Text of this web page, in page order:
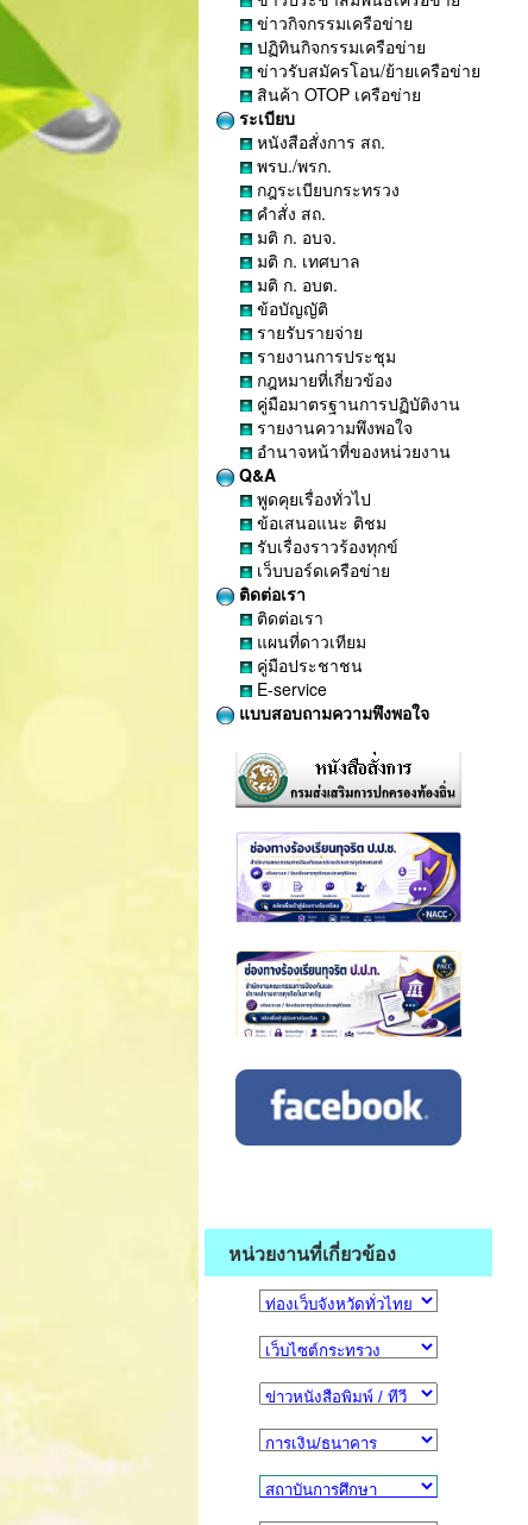
ข่าวกิจกรรมเครือข่าย
ปฏิทินกิจกรรมเครือข่าย
ข่าวรับสมัครโอน/ย้ายเครือข่าย
สินค้า OTOP เครือข่าย
ระเบียบ
หนังสือสั่งการ สถ.
พรบ./พรก.
กฎระเบียบกระทรวง
คำสั่ง สถ.
มติ ก. อบจ.
มติ ก. เทศบาล
มติ ก. อบต.
ข้อบัญญัติ
รายรับรายจ่าย
รายงานการประชุม
กฎหมายที่เกี่ยวข้อง
คู่มือมาตรฐานการปฏิบัติงาน
รายงานความพึงพอใจ
อำนาจหน้าที่ของหน่วยงาน
Q&A
พูดคุยเรื่องทั่วไป
ข้อเสนอแนะ ติชม
รับเรื่องราวร้องทุกข์
เว็บบอร์ดเครือข่าย
ติดต่อเรา
ติดต่อเรา
แผนที่ดาวเทียม
คู่มือประชาชน
E-service
แบบสอบถามความพึงพอใจ
หน่วยงานที่เกี่ยวข้อง